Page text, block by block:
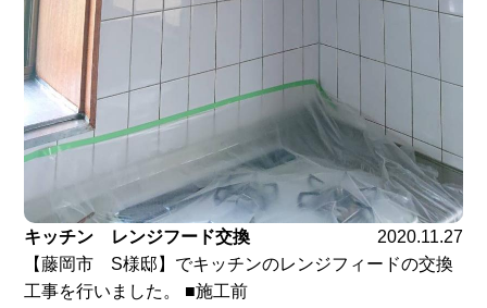
キッチン レンジフード交換
2020.11.27
【藤岡市 S様邸】でキッチンのレンジフィードの交換
工事を行いました。 ■施工前